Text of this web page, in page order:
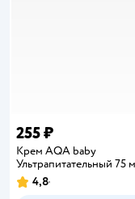
255 ₽
Крем AQA baby
Ультрапитательный 75
Рейтинг:
4,8